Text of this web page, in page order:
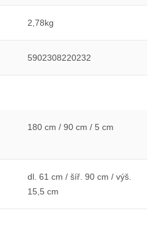
2,78kg
5902308220232
180 cm / 90 cm / 5 cm
dl. 61 cm / šíř. 90 cm / výš.
15,5 cm